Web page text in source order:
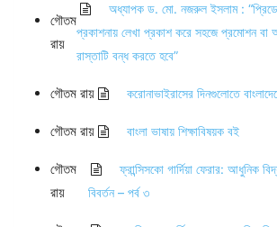
গৌতম
রায়
অধ্যাপক ড. মো. নজরুল ইসলাম :
প্রকাশনায় লেখা প্রকাশ করে সহজে প্রমোশন বা
রাস্তাটি বন্ধ করতে হবে”
গৌতম রায় করোনাভাইরাসের দিনগুলোতে
গৌতম রায় বাংলা ভাষায় শিক্ষাবিষয়ক বই
গৌতম
রায়
ফ্রান্সিসকো গার্দিয়া ফেরার: আধুনিক
বিবর্তন – পর্ব ৩